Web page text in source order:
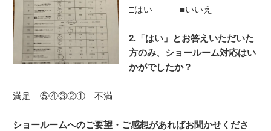
□はい ■いいえ
2.「はい」とお答えいただいた
方のみ、 ショールーム対応はい
かがでしたか？
満足 ⑤④③②① 不満
ショールームへのご要望・ご感想があればお聞かせくださ